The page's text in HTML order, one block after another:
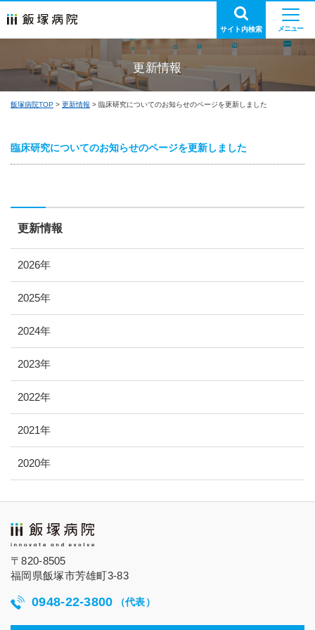
サイト内検索
更新情報
飯塚病院TOP 更新情報 臨床研究についてのお知らせのページを更新しました
臨床研究についてのお知らせのページを更新しました
更新情報
2026年
2025年
2024年
2023年
2022年
2021年
2020年
〒820-8505
福岡県飯塚市芳雄町3-83
0948-22-3800 （代表）